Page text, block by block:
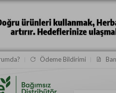
Ödeme Bildirimi